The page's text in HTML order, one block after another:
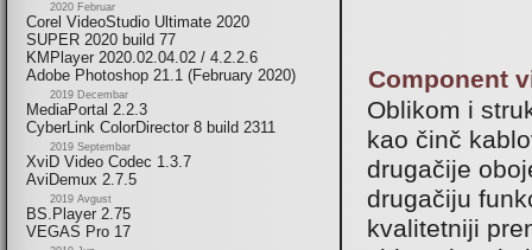
2020 Februar
Corel VideoStudio Ultimate 2020
SUPER 2020 build 77
KMPlayer 2020.02.04.02 / 4.2.2.6
Adobe Photoshop 21.1 (February 2020)
2019 Decembar
MediaPortal 2.2.3
CyberLink ColorDirector 8 build 2311
2019 Septembar
XviD Video Codec 1.3.7
AviDemux 2.7.5
2019 Avgust
BS.Player 2.75
VEGAS Pro 17
Component
Oblikom i
kao činč
drugačije
drugačiju
kvalitetniji